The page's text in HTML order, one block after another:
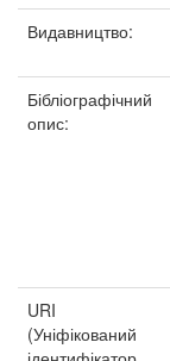
Видавництво:
Бібліографічний
опис:
URI
(Уніфікований